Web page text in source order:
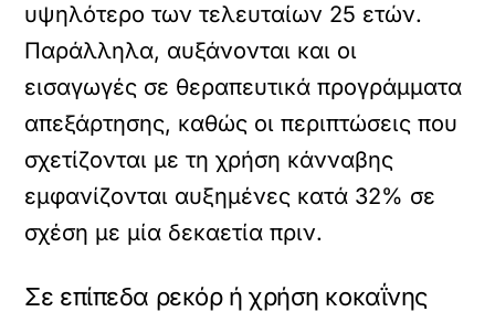
υψηλότερο των τελευταίων 25 ετών.
Παράλληλα, αυξάνονται και οι
εισαγωγές σε θεραπευτικά προγράμματα
απεξάρτησης, καθώς οι περιπτώσεις που
σχετίζονται με τη χρήση κάνναβης
εμφανίζονται αυξημένες κατά 32% σε
σχέση με μία δεκαετία πριν.
Σε επίπεδα ρεκόρ ή χρήση κοκαΐνης